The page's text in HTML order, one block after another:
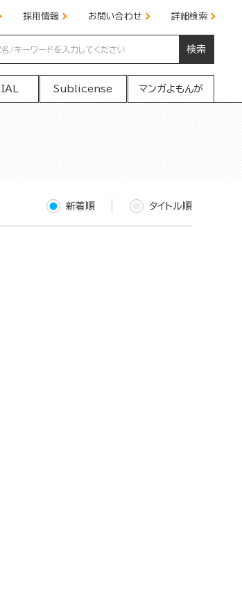
採用情報 お問い合わせ 詳細検索
検索
Sublicense マンガよもんが
新着順 タイトル順